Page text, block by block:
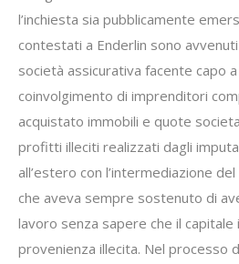
l’inchiesta sia pubblicamente
contestati a Enderlin sono
società assicurativa facente capo a
coinvolgimento di imprenditori
acquistato immobili e quote
profitti illeciti realizzati dagli
all’estero con l’intermediazione
che aveva sempre sostenuto di
lavoro senza sapere che il
provenienza illecita. Nel processo